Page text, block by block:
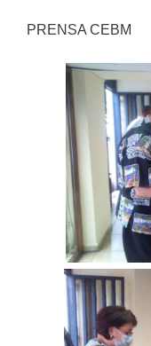
PRENSA CEBM